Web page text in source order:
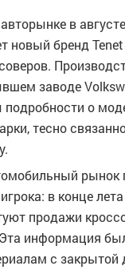
в
новый бренд
заводе
о
тесно
рынок
в конце
продажи
информация
с закрытой